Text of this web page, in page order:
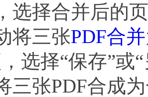
选择合并后的
将三张PDF合并
选择“保存”或
三张PDF合成